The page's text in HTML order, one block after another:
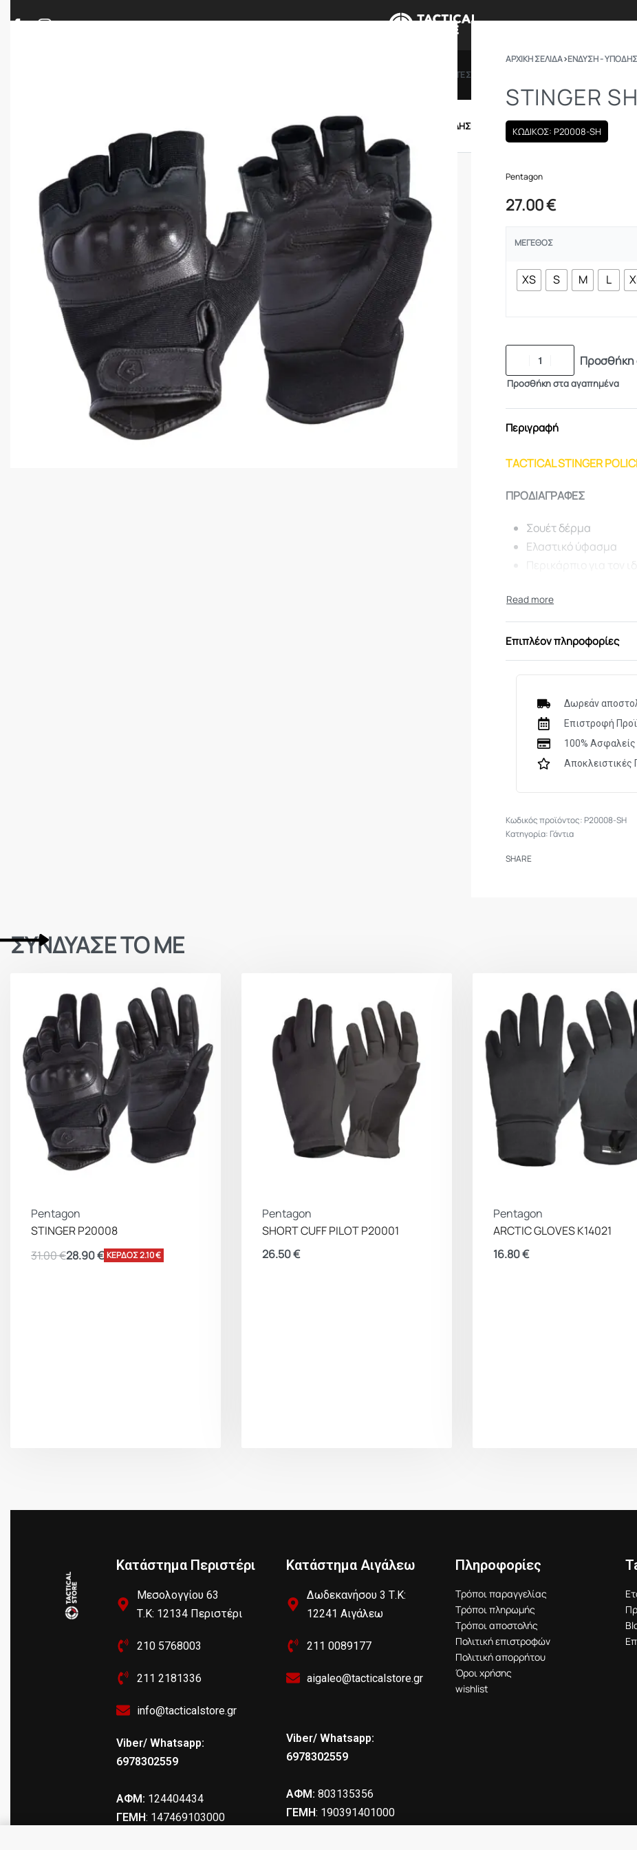
ΔΩΡΟΚΑΡΤΕΣ
ΑΕΡΟΒΟΛΑ – AIRSOFT ΕΝΔΥΣΗ – ΥΠΟΔΗΣΗ ΕΞΟΠΛΙΣΜΟΣ
ΑΡΧΙΚΉ ΣΕΛΊΔΑ›ΕΝΔΥΣΗ -
STINGER
ΚΩΔΙΚΟΣ: P20008-SH
Pentagon
27.00€
ΜΈΓΕΘΟΣ
XS S M L
Προσθήκη
Προσθήκη στα αγαπημένα
Περιγραφή
TACTICAL STINGER
ΠΡΟΔΙΑΓΡΑΦΕΣ
Σουέτ δέρμα
Ελαστικό ύφασμα
Διπλή ενίσχυση στις
Έξτρα ενίσχυση
Υψηλής
Εξαερισμοί στα
Επιπλέον πληροφορίες
Δωρεάν
Επιστροφή
100%
P20008-SH
Κατηγορία: Γάντια
SHARE
ΣΥΝΔΥΑΣΕ ΤΟ ΜΕ
Pentagon
STINGER P20008
31.00€28.90€ ΚΕΡΔΟΣ 2.10 €
Pentagon
SHORT CUFF PILOT P20001
26.50€
Pentagon
ARCTIC GLOVES K14021
16.80€
Κατάστημα Περιστέρι
Μεσολογγίου 63
Τ.Κ: 12134 Περιστέρι
210 5768003
211 2181336
info@tacticalstore.gr
Viber/ Whatsapp:
6978302559
ΑΦΜ: 124404434
ΓΕΜΗ: 147469103000
Κατάστημα Αιγάλεω
Δωδεκανήσου 3 Τ.Κ:
12241 Αιγάλεω
211 0089177
aigaleo@tacticalstore.gr
Viber/ Whatsapp:
6978302559
ΑΦΜ: 803135356
ΓΕΜΗ: 190391401000
Πληροφορίες
Τρόποι παραγγελίας
Τρόποι πληρωμής
Τρόποι αποστολής
Πολιτική επιστροφών
Πολιτική απορρήτου
Όροι χρήσης
wishlist